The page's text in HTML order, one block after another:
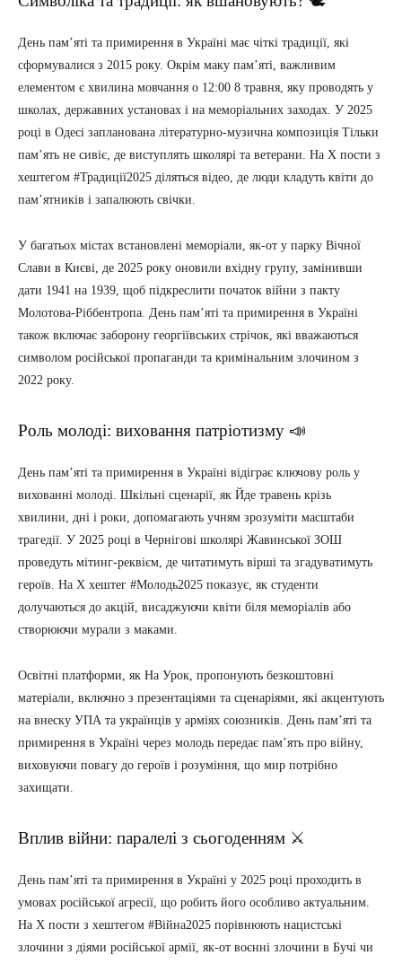
День пам’яті та примирення в Україні має чіткі традиції, які
сформувалися з 2015 року. Окрім маку пам’яті, важливим
елементом є хвилина мовчання о 12:00 8 травня, яку проводять у
школах, державних установах і на меморіальних заходах. У 2025
році в Одесі запланована літературно-музична композиція Тільки
пам’ять не сивіє, де виступлять школярі та ветерани. На X пости з
хештегом #Традиції2025 діляться відео, де люди кладуть квіти до
пам’ятників і запалюють свічки.
У багатьох містах встановлені меморіали, як-от у парку Вічної
Слави в Києві, де 2025 року оновили вхідну групу, замінивши
дати 1941 на 1939, щоб підкреслити початок війни з пакту
Молотова-Ріббентропа. День пам’яті та примирення в Україні
також включає заборону георгіївських стрічок, які вважаються
символом російської пропаганди та кримінальним злочином з
2022 року.
Роль молоді: виховання патріотизму 📣
День пам’яті та примирення в Україні відіграє ключову роль у
вихованні молоді. Шкільні сценарії, як Йде травень крізь
хвилини, дні і роки, допомагають учням зрозуміти масштаби
трагедії. У 2025 році в Чернігові школярі Жавинської ЗОШ
проведуть мітинг-реквієм, де читатимуть вірші та згадуватимуть
героїв. На X хештег #Молодь2025 показує, як студенти
долучаються до акцій, висаджуючи квіти біля меморіалів або
створюючи мурали з маками.
Освітні платформи, як На Урок, пропонують безкоштовні
матеріали, включно з презентаціями та сценаріями, які акцентують
на внеску УПА та українців у арміях союзників. День пам’яті та
примирення в Україні через молодь передає пам’ять про війну,
виховуючи повагу до героїв і розуміння, що мир потрібно
захищати.
Вплив війни: паралелі з сьогоденням ⚔️
День пам’яті та примирення в Україні у 2025 році проходить в
умовах російської агресії, що робить його особливо актуальним.
На X пости з хештегом #Війна2025 порівнюють нацистські
злочини з діями російської армії, як-от воєнні злочини в Бучі чи